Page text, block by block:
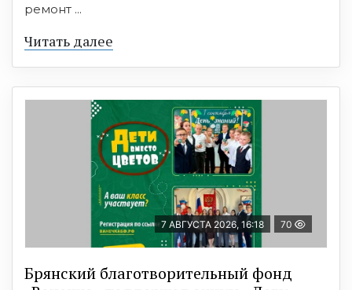
ремонт ...
Читать далее
7 АВГУСТА 2026, 16:18 70
Брянский благотворительный фонд